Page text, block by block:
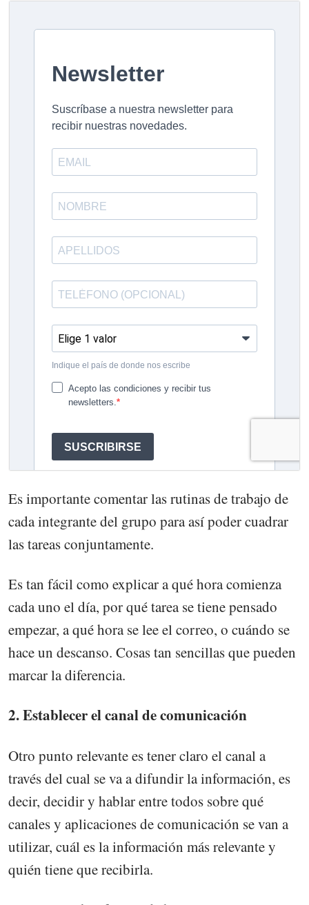
Es importante comentar las rutinas de trabajo de
cada integrante del grupo para así poder cuadrar
las tareas conjuntamente.
Es tan fácil como explicar a qué hora comienza
cada uno el día, por qué tarea se tiene pensado
empezar, a qué hora se lee el correo, o cuándo se
hace un descanso. Cosas tan sencillas que pueden
marcar la diferencia.
2. Establecer el canal de comunicación
Otro punto relevante es tener claro el canal a
través del cual se va a difundir la información, es
decir, decidir y hablar entre todos sobre qué
canales y aplicaciones de comunicación se van a
utilizar, cuál es la información más relevante y
quién tiene que recibirla.